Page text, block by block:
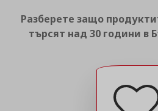
Разберете защо
търсят над 30 години в